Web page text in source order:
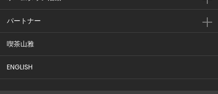
パートナー
喫茶山雅
ENGLISH